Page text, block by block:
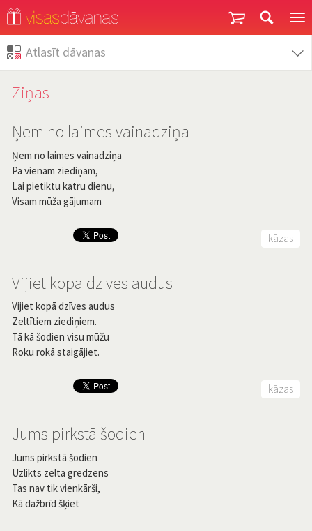
Atlasīt dāvanas
Ziņas
Ņem no laimes vainadziņa
Ņem no laimes vainadziņa
Pa vienam ziediņam,
Lai pietiktu katru dienu,
Visam mūža gājumam
kāzas
Vijiet kopā dzīves audus
Vijiet kopā dzīves audus
Zeltītiem ziediņiem.
Tā kā šodien visu mūžu
Roku rokā staigājiet.
kāzas
Jums pirkstā šodien
Jums pirkstā šodien
Uzlikts zelta gredzens
Tas nav tik vienkārši,
Kā dažbrīd šķiet